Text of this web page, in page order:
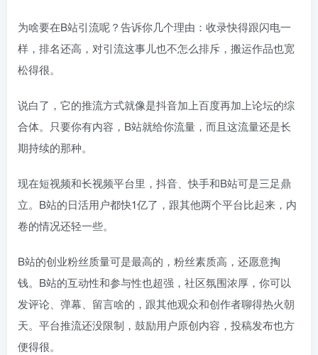
为啥要在B站引流呢？告诉你几个理由：收录快得跟闪电一
样，排名还高，对引流这事儿也不怎么排斥，搬运作品也宽
松得很。
说白了，它的推流方式就像是抖音加上百度再加上论坛的综
合体。只要你有内容，B站就给你流量，而且这流量还是长
期持续的那种。
现在短视频和长视频平台里，抖音、快手和B站可是三足鼎
立。B站的日活用户都快1亿了，跟其他两个平台比起来，内
卷的情况还轻一些。
B站的创业粉丝质量可是最高的，粉丝素质高，还愿意掏
钱。B站的互动性和参与性也超强，社区氛围浓厚，你可以
发评论、弹幕、留言啥的，跟其他观众和创作者聊得热火朝
天。平台推流还没限制，鼓励用户原创内容，投稿发布也方
便得很。